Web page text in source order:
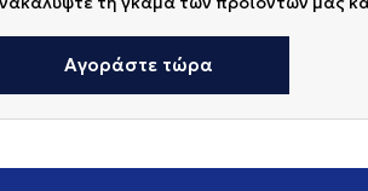
Αγοράστε τώρα